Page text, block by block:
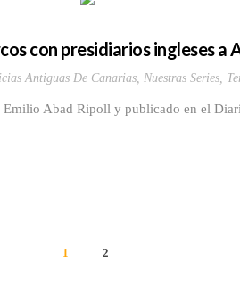
con presidiarios ingleses a
Antiguas De Canarias, Nuestras Series,
Abad Ripoll y publicado en el
1 2